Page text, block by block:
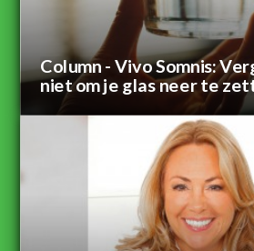
Column - Vivo Somnis:
niet om je glas neer te